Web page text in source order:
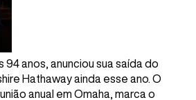
94 anos, anunciou sua saída do
Hathaway ainda esse ano. O
anual em Omaha, marca o